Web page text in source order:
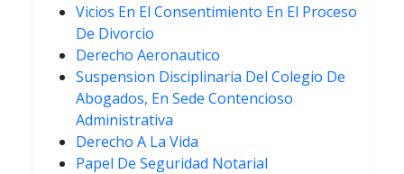
Vicios En El Consentimiento En El Proceso
De Divorcio
Derecho Aeronautico
Suspension Disciplinaria Del Colegio De
Abogados, En Sede Contencioso
Administrativa
Derecho A La Vida
Papel De Seguridad Notarial